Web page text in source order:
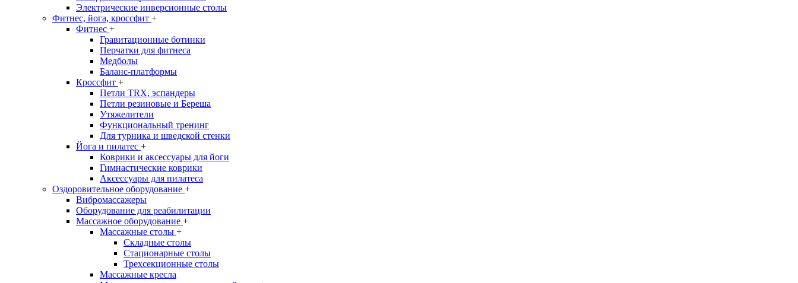
Электрические инверсионные столы
Фитнес, йога, кроссфит +
Фитнес +
Гравитационные ботинки
Перчатки для фитнеса
Медболы
Баланс-платформы
Кроссфит +
Петли TRX, эспандеры
Петли резиновые и Береша
Утяжелители
Функциональный тренинг
Для турника и шведской стенки
Йога и пилатес +
Коврики и аксессуары для йоги
Гимнастические коврики
Аксессуары для пилатеса
Оздоровительное оборудование +
Вибромассажеры
Оборудование для реабилитации
Массажное оборудование +
Массажные столы +
Складные столы
Стационарные столы
Трехсекционные столы
Массажные кресла